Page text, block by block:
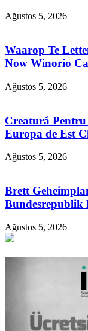
Ağustos 5, 2026
Waarop Te
Now Winorio
Ağustos 5, 2026
Creatură
Europa de Est
Ağustos 5, 2026
Brett
Bundesrepublik
Ağustos 5, 2026